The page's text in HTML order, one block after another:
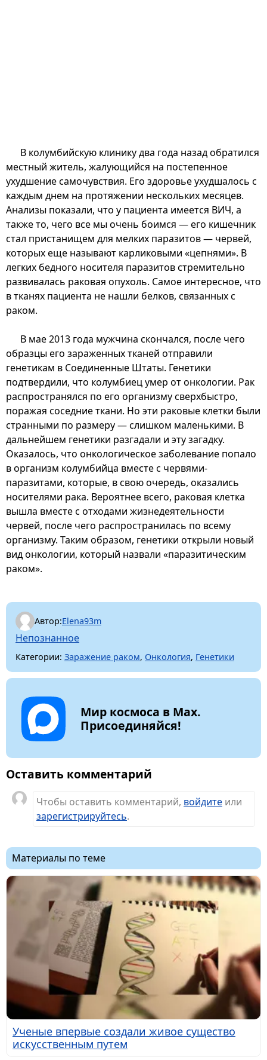
В колумбийскую клинику два года назад обратился
местный житель, жалующийся на постепенное
ухудшение самочувствия. Его здоровье ухудшалось с
каждым днем на протяжении нескольких месяцев.
Анализы показали, что у пациента имеется ВИЧ, а
также то, чего все мы очень боимся — его кишечник
стал пристанищем для мелких паразитов — червей,
которых еще называют карликовыми «цепнями». В
легких бедного носителя паразитов стремительно
развивалась раковая опухоль. Самое интересное, что
в тканях пациента не нашли белков, связанных с
раком.
В мае 2013 года мужчина скончался, после чего
образцы его зараженных тканей отправили
генетикам в Соединенные Штаты. Генетики
подтвердили, что колумбиец умер от онкологии. Рак
распространялся по его организму сверхбыстро,
поражая соседние ткани. Но эти раковые клетки были
странными по размеру — слишком маленькими. В
дальнейшем генетики разгадали и эту загадку.
Оказалось, что онкологическое заболевание попало
в организм колумбийца вместе с червями-
паразитами, которые, в свою очередь, оказались
носителями рака. Вероятнее всего, раковая клетка
вышла вместе с отходами жизнедеятельности
червей, после чего распространилась по всему
организму. Таким образом, генетики открыли новый
вид онкологии, который назвали «паразитическим
раком».
Автор:Elena93m
Непознанное
Категории: Заражение раком, Онкология, Генетики
Мир космоса в Max.
Присоединяйся!
Оставить комментарий
Чтобы оставить комментарий, войдите или
зарегистрируйтесь.
Материалы по теме
Ученые впервые создали живое существо
искусственным путем